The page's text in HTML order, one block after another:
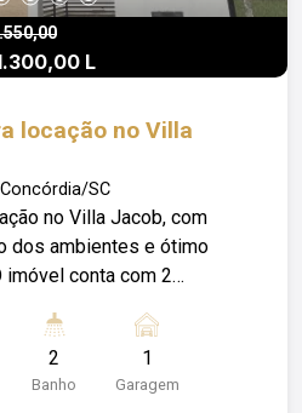
L
locação no Villa
SC
no Villa Jacob, com
dos ambientes e ótimo
imóvel conta com 2
banheiro social e
oferecer praticidade
2
Banho
1
Garagem